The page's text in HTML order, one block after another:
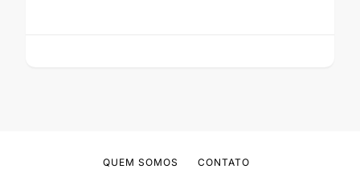
QUEM SOMOS CONTATO